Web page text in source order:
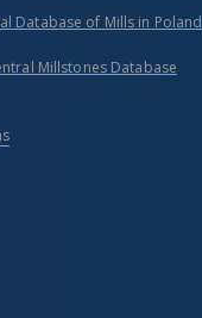
Database of Mills in Poland
Millstones Database